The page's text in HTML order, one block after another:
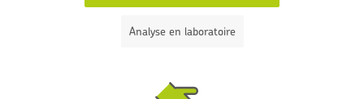
Analyse en laboratoire